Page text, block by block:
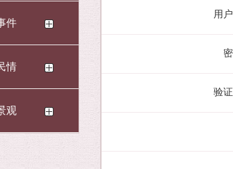
件
情
观
用
验证